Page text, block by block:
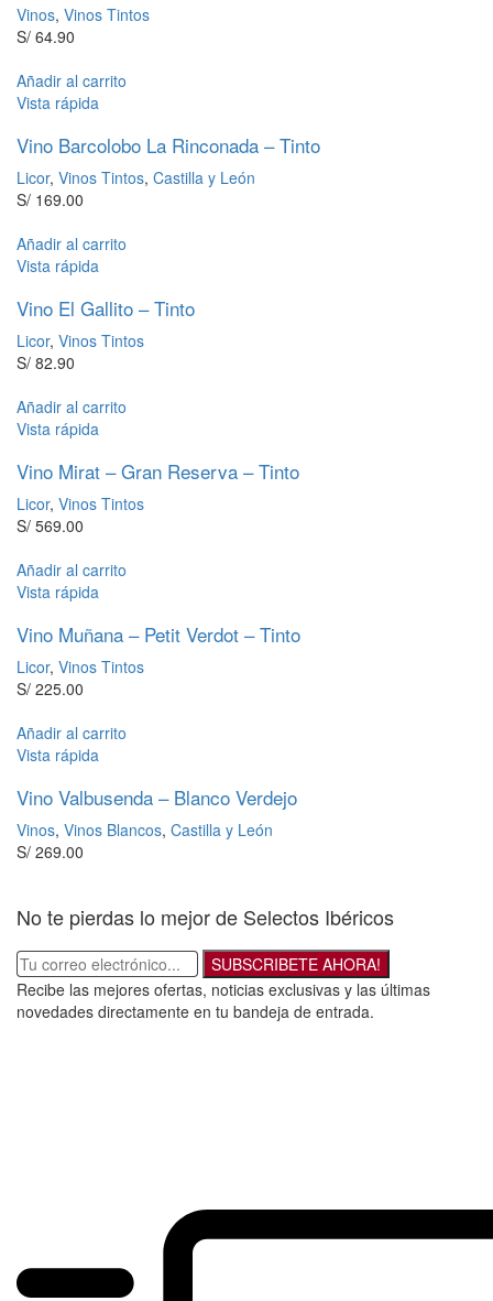
Vinos, Vinos Tintos
S/ 64.90
Añadir al carrito
Vista rápida
Vino Barcolobo La Rinconada – Tinto
Licor, Vinos Tintos, Castilla y León
S/ 169.00
Añadir al carrito
Vista rápida
Vino El Gallito – Tinto
Licor, Vinos Tintos
S/ 82.90
Añadir al carrito
Vista rápida
Vino Mirat – Gran Reserva – Tinto
Licor, Vinos Tintos
S/ 569.00
Añadir al carrito
Vista rápida
Vino Muñana – Petit Verdot – Tinto
Licor, Vinos Tintos
S/ 225.00
Añadir al carrito
Vista rápida
Vino Valbusenda – Blanco Verdejo
Vinos, Vinos Blancos, Castilla y León
S/ 269.00
No te pierdas lo mejor de Selectos Ibéricos
SUBSCRIBETE AHORA!
Recibe las mejores ofertas, noticias exclusivas y las últimas
novedades directamente en tu bandeja de entrada.